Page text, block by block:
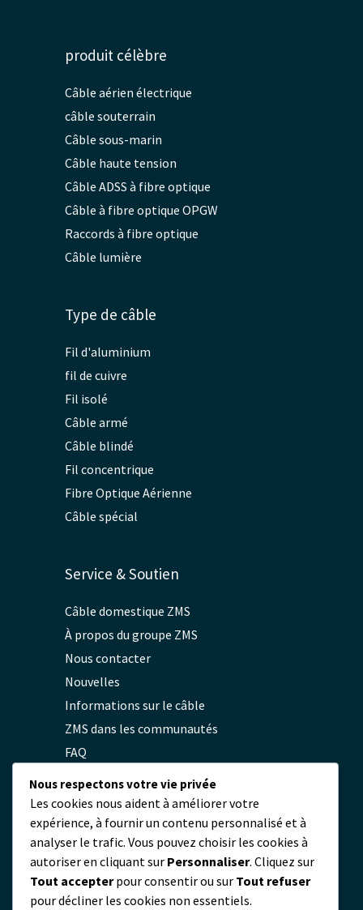
produit célèbre
Câble aérien électrique
câble souterrain
Câble sous-marin
Câble haute tension
Câble ADSS à fibre optique
Câble à fibre optique OPGW
Raccords à fibre optique
Câble lumière
Type de câble
Fil d'aluminium
fil de cuivre
Fil isolé
Câble armé
Câble blindé
Fil concentrique
Fibre Optique Aérienne
Câble spécial
Service & Soutien
Câble domestique ZMS
À propos du groupe ZMS
Nous contacter
Nouvelles
Informations sur le câble
ZMS dans les communautés
FAQ
Politique de confidentialité
Contact
servicio@zmscable.es
+86-371-67829333
Nous respectons votre vie privée
Les cookies nous aident à améliorer votre
expérience, à fournir un contenu personnalisé et à
analyser le trafic. Vous pouvez choisir les cookies à
autoriser en cliquant sur Personnaliser. Cliquez sur
Tout accepterpour consentir ou sur Tout refuser
pour décliner les cookies non essentiels.